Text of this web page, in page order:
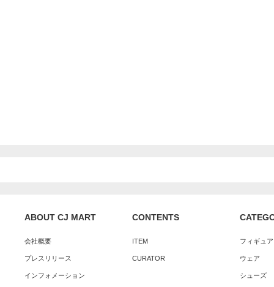
ABOUT CJ MART
会社概要
プレスリリース
インフォメーション
CONTENTS
ITEM
CURATOR
フィギュ
ウェア
シューズ